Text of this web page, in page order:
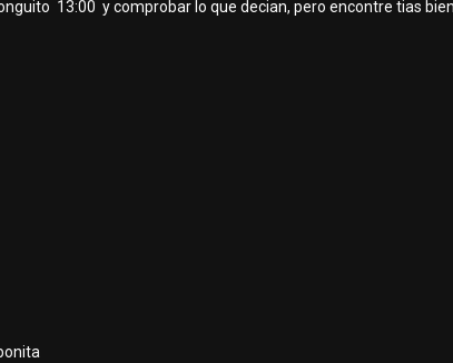
13:00 y comprobar lo que decian, pero encontre tias